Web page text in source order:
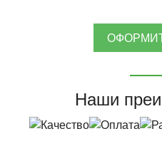
Наши